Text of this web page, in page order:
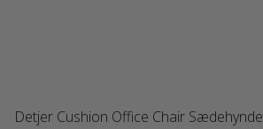
Detjer Cushion Office Chair Sædehynde